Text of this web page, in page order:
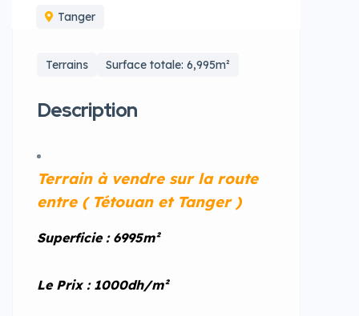
Tanger
Terrains Surface totale: 6,995m²
Description
Terrain à vendre sur la route
entre ( Tétouan et Tanger )
Superficie : 6995m²
Le Prix : 1000dh/m²